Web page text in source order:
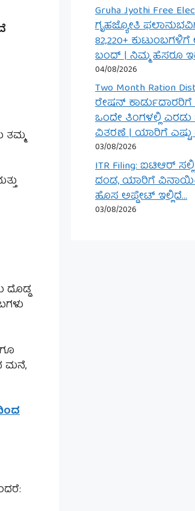
ತಮ್ಮ
ದೊಡ್ಡ
ಮನೆ,
Gruha Jyothi Free
ಗೃಹಜ್ಯೋತಿ
82,220+
ಬಂದ್ | ನಿಮ್ಮ ಹೆಸರೂ
04/08/2026
Two Month Ration
ರೇಷನ್ ಕಾರ್ಡುದಾರರಿಗೆ
ಒಂದೇ ತಿಂಗಳಲ್ಲಿ
ವಿತರಣೆ | ಯಾರಿಗೆ ಎಷ್ಟು
03/08/2026
ITR Filing: ಐಟಿಆರ್
ದಂಡ, ಯಾರಿಗೆ
ಹೊಸ ಅಪ್ಡೇಟ್ ಇಲ್ಲಿದೆ…
03/08/2026